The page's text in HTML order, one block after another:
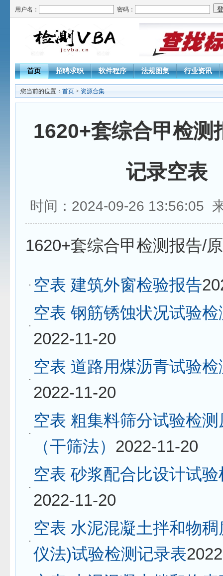
用户名： 密码：
首页 招聘求职 软件程序 法规图集 行业资讯
您当前的位置： 首页 > 资源合集
1620+套综合甲检测
记录空表
时间：2024-09-26 13:56:05
1620+套综合甲检测报告/
空表 建筑外窗检验报告
空表 钢筋锈蚀状况试验
2022-11-20
空表 道路用煤沥青试验
2022-11-20
空表 粗集料筛分试验检
（干筛法） 2022-11-20
空表 砂浆配合比设计试
2022-11-20
空表 水泥混凝土拌和物
仪法)试验检测记录表